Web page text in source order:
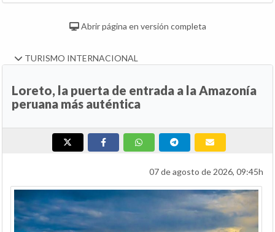
Abrir página en versión completa
TURISMO INTERNACIONAL
Loreto, la puerta de entrada a la Amazonía
peruana más auténtica
07 de agosto de 2026, 09:45h